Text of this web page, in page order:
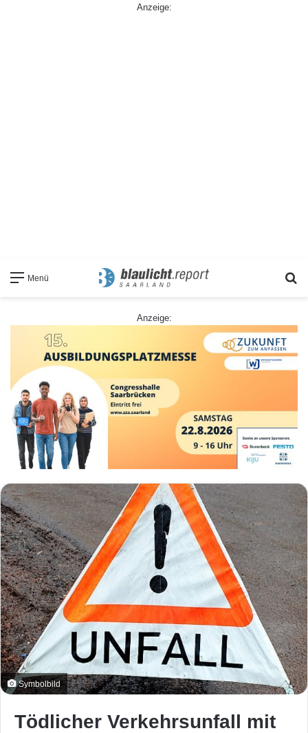
Anzeige:
Menü
Anzeige:
Symbolbild
Tödlicher Verkehrsunfall mit